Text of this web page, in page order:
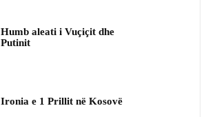
Humb aleati i Vuçiçit dhe
Putinit
Ironia e 1 Prillit në Kosovë